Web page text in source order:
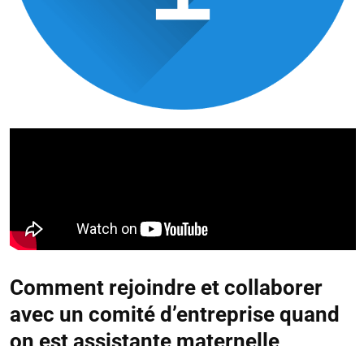
Comment rejoindre et collaborer
avec un comité d’entreprise quand
on est assistante maternelle